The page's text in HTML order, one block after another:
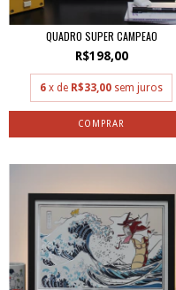
QUADRO SUPER CAMPEAO
R$198,00
6 x de R$33,00 sem juros